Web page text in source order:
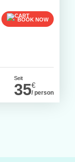
BOOK NOW
Seit
35€
/ person